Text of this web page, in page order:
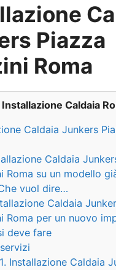
Piazza
Roma
Installazione Caldaia
Caldaia Junkers
Caldaia
Roma su un modello
vuol dire…
Caldaia
Roma per un nuovo
deve fare
Installazione Caldaia